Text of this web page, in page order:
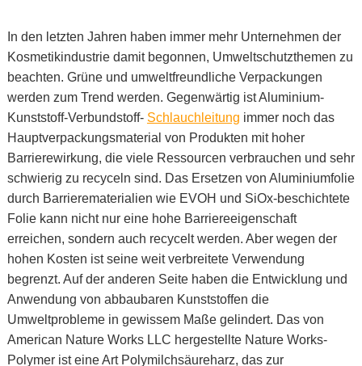
In den letzten Jahren haben immer mehr Unternehmen der
Kosmetikindustrie damit begonnen, Umweltschutzthemen zu
beachten. Grüne und umweltfreundliche Verpackungen
werden zum Trend werden. Gegenwärtig ist Aluminium-
Kunststoff-Verbundstoff- Schlauchleitung immer noch das
Hauptverpackungsmaterial von Produkten mit hoher
Barrierewirkung, die viele Ressourcen verbrauchen und sehr
schwierig zu recyceln sind. Das Ersetzen von Aluminiumfolie
durch Barrierematerialien wie EVOH und SiOx-beschichtete
Folie kann nicht nur eine hohe Barriereeigenschaft
erreichen, sondern auch recycelt werden. Aber wegen der
hohen Kosten ist seine weit verbreitete Verwendung
begrenzt. Auf der anderen Seite haben die Entwicklung und
Anwendung von abbaubaren Kunststoffen die
Umweltprobleme in gewissem Maße gelindert. Das von
American Nature Works LLC hergestellte Nature Works-
Polymer ist eine Art Polymilchsäureharz, das zur